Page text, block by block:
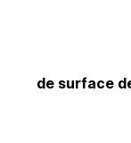
de surface